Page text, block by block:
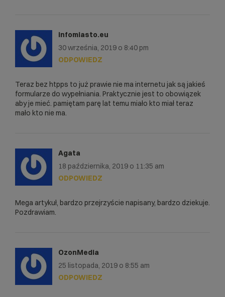
infomiasto.eu
30 września, 2019 o 8:40 pm
Teraz bez htpps to już prawie nie ma internetu jak są jakieś
formularze do wypełniania. Praktycznie jest to obowiązek
aby je mieć. pamiętam parę lat temu miało kto miał teraz
mało kto nie ma.
ODPOWIEDZ
Agata
18 października, 2019 o 11:35 am
Mega artykuł, bardzo przejrzyście napisany, bardzo dziekuje.
Pozdrawiam.
ODPOWIEDZ
OzonMedia
25 listopada, 2019 o 8:55 am
ODPOWIEDZ